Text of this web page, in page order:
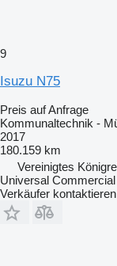
9
Isuzu N75
Preis auf Anfrage
Kommunaltechnik -
2017
180.159 km
Vereinigtes
Universal
Verkäufer kontaktieren